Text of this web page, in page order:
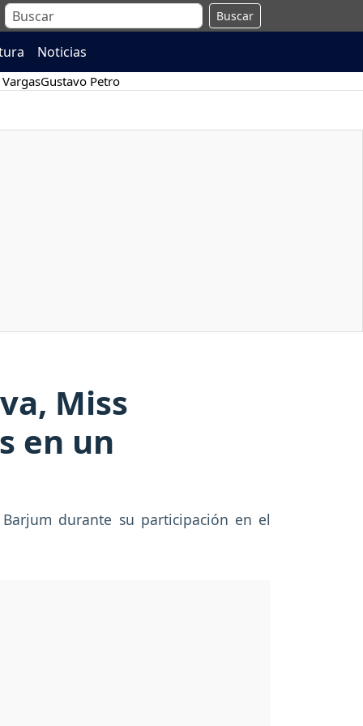
Buscar
Noticias
Gustavo Petro
Miss
en un
durante su participación en el